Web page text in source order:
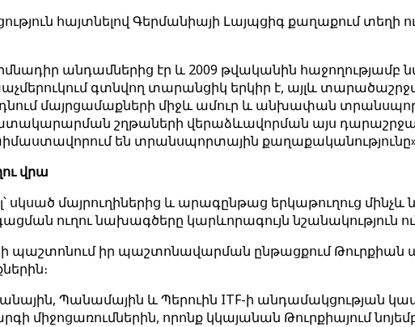
հայտնելով Գերմանիայի Լայպցիգ քաղաքում
անդամներից էր և 2009 թվականին հաջողությամբ
գտնվող տարանցիկ երկիր է, այլև
դնում մայրցամաքների միջև ամուր և անխափան
շղթաների վերաձևավորման այս
են տրանսպորտային
վրա
սկսած մայրուղիներից և արագընթաց երկաթուղուց
ուղու նախագծերը կարևորագույն
պաշտոնում իր պաշտոնավարման ընթացքում Թուրքիան
Պանամային և Պերուին ITF-ի անդամակցության
միջոցառումներին, որոնք կկայանան Թուրքիայում